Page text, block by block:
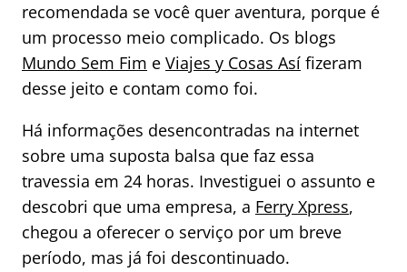
recomendada se você quer aventura, porque é
um processo meio complicado. Os blogs
Mundo Sem Fim e Viajes y Cosas Así fizeram
desse jeito e contam como foi.
Há informações desencontradas na internet
sobre uma suposta balsa que faz essa
travessia em 24 horas. Investiguei o assunto e
descobri que uma empresa, a Ferry Xpress,
chegou a oferecer o serviço por um breve
período, mas já foi descontinuado.